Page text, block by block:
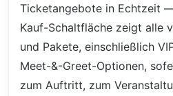
Ticketangebote in Echtzeit
Kauf-Schaltfläche zeigt alle
und Pakete, einschließlich
Meet-&-Greet-Optionen,
zum Auftritt, zum